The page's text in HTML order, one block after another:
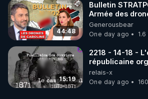
https://crowdbunker.com/v/
- SAMEDI 09/12/23 :
L'article "Les armes bio-nano-
(partie 3) :
(+ Bonus : les extraits de film non
https://crowdbunker.com/v/
44:48
Bulletin
Armée des
série, missiles
07.08.2026.
Generousbear
One day ago
15:19
2218 - 14-18 -
républicaine
les frères de la
relais-x
One day ago